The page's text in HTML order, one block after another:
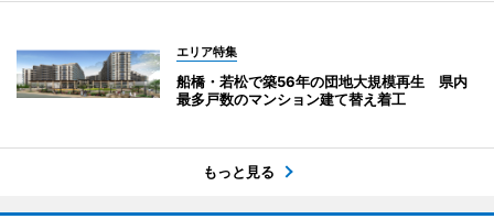
エリア特集
船橋・若松で築56年の団地大規模再生 県内
最多戸数のマンション建て替え着工
もっと見る